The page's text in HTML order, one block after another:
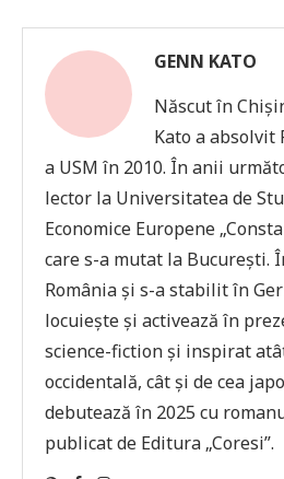
GENN KATO
Născut în
Kato a absolvit
a USM în 2010. În anii
lector la Universitatea de
Economice Europene
care s-a mutat la București.
România și s-a stabilit în
locuiește și activează în
science-fiction și inspirat
occidentală, cât și de cea
debutează în 2025 cu
publicat de Editura „Coresi”.